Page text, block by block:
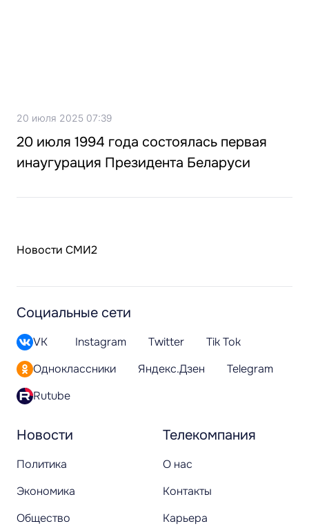
20 июля 2025 07:39
20 июля 1994 года состоялась первая
инаугурация Президента Беларуси
Новости СМИ2
Новости
Политика
Экономика
Общество
Телекомпания
О нас
Контакты
Карьера
Социальные сети
VK Instagram Twitter
Tik Tok
Одноклассники
Яндекс.Дзен
Telegram
Rutube